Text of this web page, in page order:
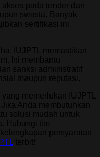
pada tender dan
swasta. Banyak
sertifikasi ini
IUJPTL memastikan
Ini membantu
sanksi administratif
maupun reputasi.
memerlukan IUJPTL
Anda membutuhkan
solusi mudah untuk
Hubungi tim
persyaratan
terbit!